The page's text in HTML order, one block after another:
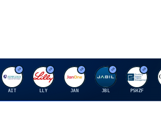
A
AIT
E
LLY
J
JAN
J
JBL
P
PSHZF